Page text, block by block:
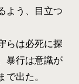
よう、目立つ
らは必死に探
暴行は意識が
で出た。